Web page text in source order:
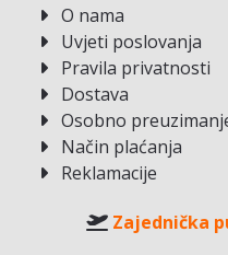
O nama
Uvjeti poslovanja
Pravila privatnosti
Dostava
Osobno
Način plaćanja
Reklamacije
Zajednička